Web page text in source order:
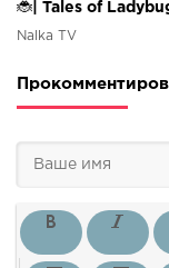
🐞| Tales of
Nalka TV